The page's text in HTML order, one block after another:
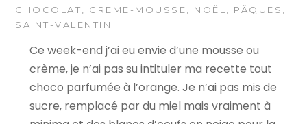
CHOCOLAT CREME-MOUSSE NOËL PÂQUES
SAINT-VALENTIN
Ce week-end j’ai eu envie d’une mousse ou
crème, je n’ai pas su intituler ma recette tout
choco parfumée à l’orange. Je n’ai pas mis de
sucre, remplacé par du miel mais vraiment à